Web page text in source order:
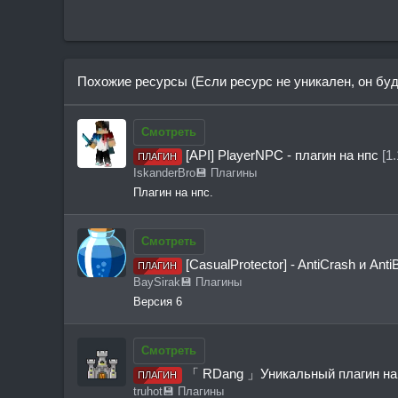
pm.clear
Похожие ресурсы (Если ресурс не уникален, он
Смотреть
ПЛАГИН [API] PlayerNPC - плагин на нпс
IskanderBro💾 Плагины
Плагин на нпс.
Смотреть
ПЛАГИН [CasualProtector] - AntiCrash и
BaySirak💾 Плагины
Версия 6
Смотреть
ПЛАГИН 「 RDang 」Уникальный плагин
truhot💾 Плагины